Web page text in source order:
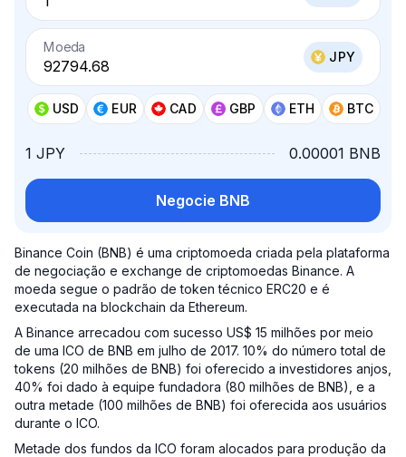
Moeda
JPY
USD EUR CAD GBP ETH BTC
1 JPY 0.00001 BNB
Negocie BNB
Binance Coin (BNB) é uma criptomoeda criada pela plataforma
de negociação e exchange de criptomoedas Binance. A
moeda segue o padrão de token técnico ERC20 e é
executada na blockchain da Ethereum.
A Binance arrecadou com sucesso US$ 15 milhões por meio
de uma ICO de BNB em julho de 2017. 10% do número total de
tokens (20 milhões de BNB) foi oferecido a investidores anjos,
40% foi dado à equipe fundadora (80 milhões de BNB), e a
outra metade (100 milhões de BNB) foi oferecida aos usuários
durante o ICO.
Metade dos fundos da ICO foram alocados para produção da